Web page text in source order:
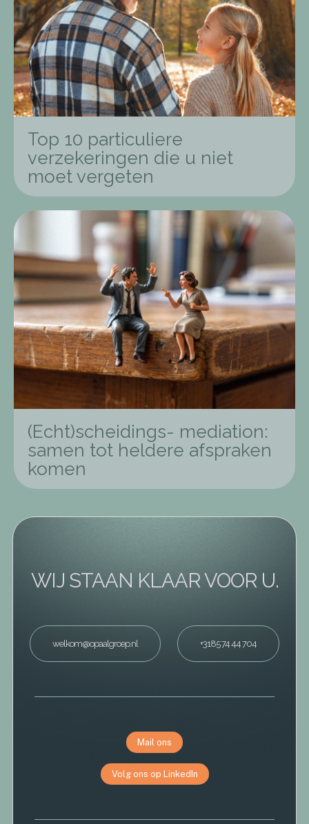
Top 10 particuliere
verzekeringen die u niet
moet vergeten
(Echt)scheidings- mediation:
samen tot heldere afspraken
komen
WIJ STAAN KLAAR VOOR U.
welkom@opaalgroep.nl +3185 74 44 704
Mail ons
Volg ons op LinkedIn